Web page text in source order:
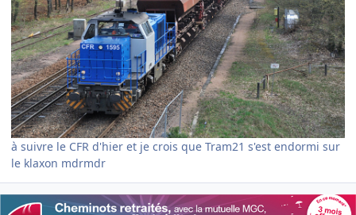
à suivre le CFR d'hier et je crois que Tram21 s'est endormi sur
le klaxon mdrmdr